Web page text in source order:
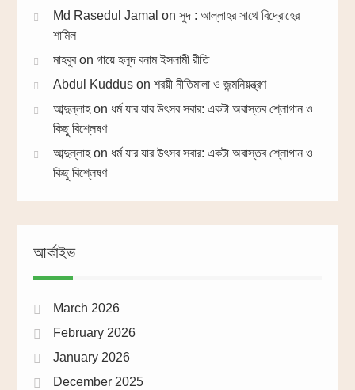
Md Rasedul Jamal on সুদ : আল্লাহর সাথে বিদ্রোহের
শামিল
মাহবুবon গায়ে হলুদ বনাম ইসলামী রীতি
Abdul Kudduson শরয়ী নীতিমালা ও জন্মনিয়ন্ত্রণ
আব্দুল্লাহon ধর্ম যার যার উৎসব সবার: একটা অবাস্তব শ্লোগান ও
কিছু বিশ্লেষণ
আব্দুল্লাহon ধর্ম যার যার উৎসব সবার: একটা অবাস্তব শ্লোগান ও
কিছু বিশ্লেষণ
আর্কাইভ
March 2026
February 2026
January 2026
December 2025